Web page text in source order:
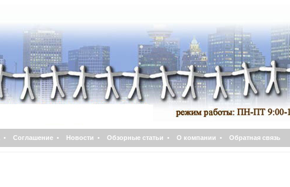
• Соглашение • Новости • Обзорные статьи • О компании • Обратная связь